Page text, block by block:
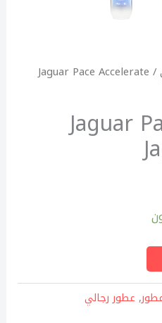
/ Jaguar Pace Accelerate
Jaguar
, عطور رجالي